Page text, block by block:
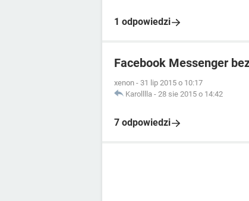
1 odpowiedzi
Facebook Messenger
xenon - 31 lip 2015 o 10:17
Karolllla - 28 sie 2015 o 14:42
7 odpowiedzi